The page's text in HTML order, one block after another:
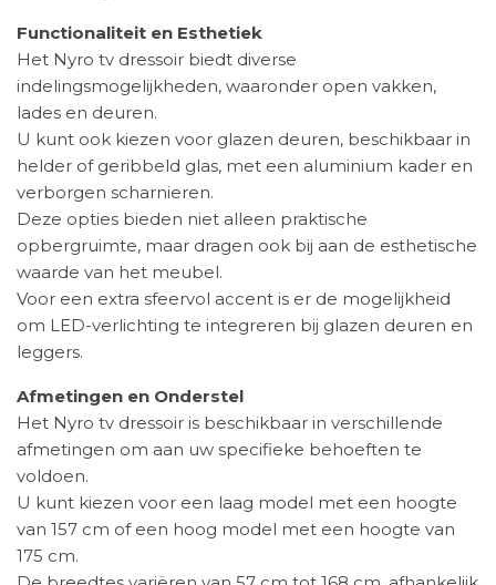
Functionaliteit en Esthetiek
Het Nyro tv dressoir biedt diverse
indelingsmogelijkheden, waaronder open vakken,
lades en deuren.
U kunt ook kiezen voor glazen deuren, beschikbaar in
helder of geribbeld glas, met een aluminium kader en
verborgen scharnieren.
Deze opties bieden niet alleen praktische
opbergruimte, maar dragen ook bij aan de esthetische
waarde van het meubel.
Voor een extra sfeervol accent is er de mogelijkheid
om LED-verlichting te integreren bij glazen deuren en
leggers.
Afmetingen en Onderstel
Het Nyro tv dressoir is beschikbaar in verschillende
afmetingen om aan uw specifieke behoeften te
voldoen.
U kunt kiezen voor een laag model met een hoogte
van 157 cm of een hoog model met een hoogte van
175 cm.